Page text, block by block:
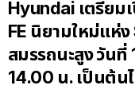
Hyundai เตรียม
FE นิยามใหม่แห่
สมรรถนะสูง วันที่
14.00 น. เป็นต้น